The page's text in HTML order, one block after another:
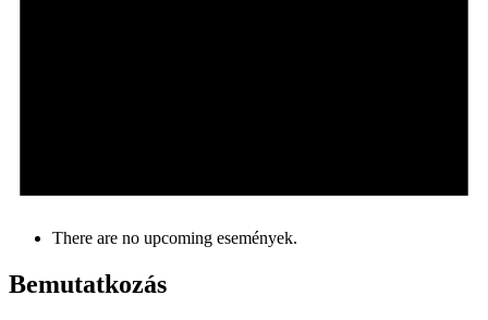
There are no upcoming események.
Bemutatkozás